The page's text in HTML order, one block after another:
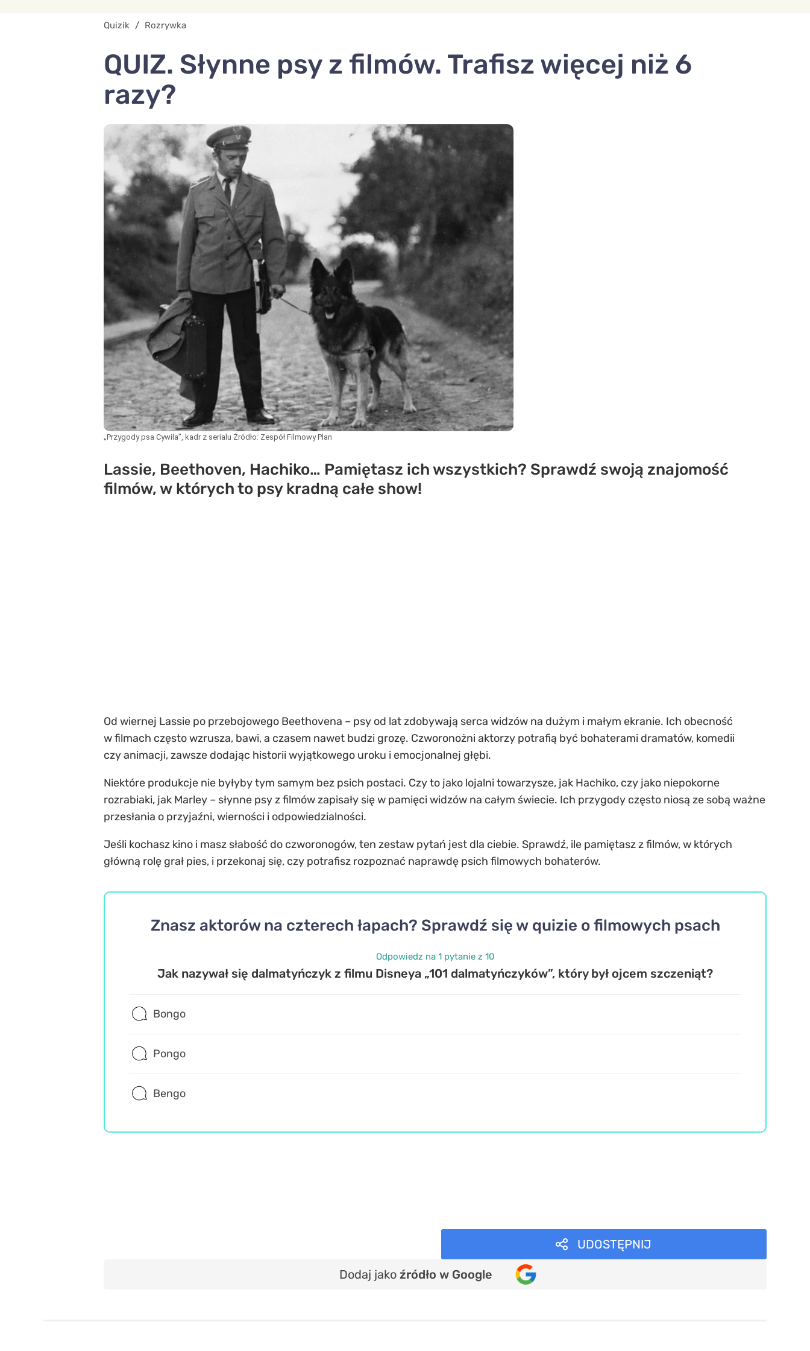
Quizik / Rozrywka
QUIZ. Słynne psy z filmów. Trafisz więcej niż 6
razy?
„Przygody psa Cywila”, kadr z serialu Źródło: Zespół Filmowy Plan
Lassie, Beethoven, Hachiko… Pamiętasz ich wszystkich? Sprawdź swoją znajomość
filmów, w których to psy kradną całe show!
Od wiernej Lassie po przebojowego Beethovena – psy od lat zdobywają serca widzów na dużym i małym ekranie. Ich obecność
w filmach często wzrusza, bawi, a czasem nawet budzi grozę. Czworonożni aktorzy potrafią być bohaterami dramatów, komedii
czy animacji, zawsze dodając historii wyjątkowego uroku i emocjonalnej głębi.
Niektóre produkcje nie byłyby tym samym bez psich postaci. Czy to jako lojalni towarzysze, jak Hachiko, czy jako niepokorne
rozrabiaki, jak Marley – słynne psy z filmów zapisały się w pamięci widzów na całym świecie. Ich przygody często niosą ze sobą ważne
przesłania o przyjaźni, wierności i odpowiedzialności.
Jeśli kochasz kino i masz słabość do czworonogów, ten zestaw pytań jest dla ciebie. Sprawdź, ile pamiętasz z filmów, w których
główną rolę grał pies, i przekonaj się, czy potrafisz rozpoznać naprawdę psich filmowych bohaterów.
Znasz aktorów na czterech łapach? Sprawdź się w quizie o filmowych psach
Odpowiedz na 1 pytanie z 10
Jak nazywał się dalmatyńczyk z filmu Disneya „101 dalmatyńczyków”, który był ojcem szczeniąt?
Bongo
Pongo
Bengo
UDOSTĘPNIJ
Dodaj jako źródło w Google